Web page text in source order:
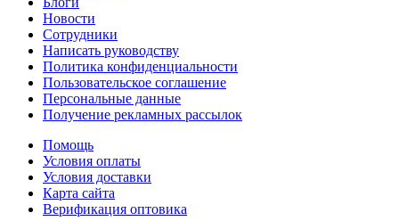
Новости
Сотрудники
Написать руководству
Политика конфиденциальности
Пользовательское соглашение
Персональные данные
Получение рекламных рассылок
Помощь
Условия оплаты
Условия доставки
Карта сайта
Верификация оптовика